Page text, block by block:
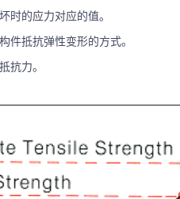
时的应力对应的值。
件抵抗弹性变形的方式。
抗力。